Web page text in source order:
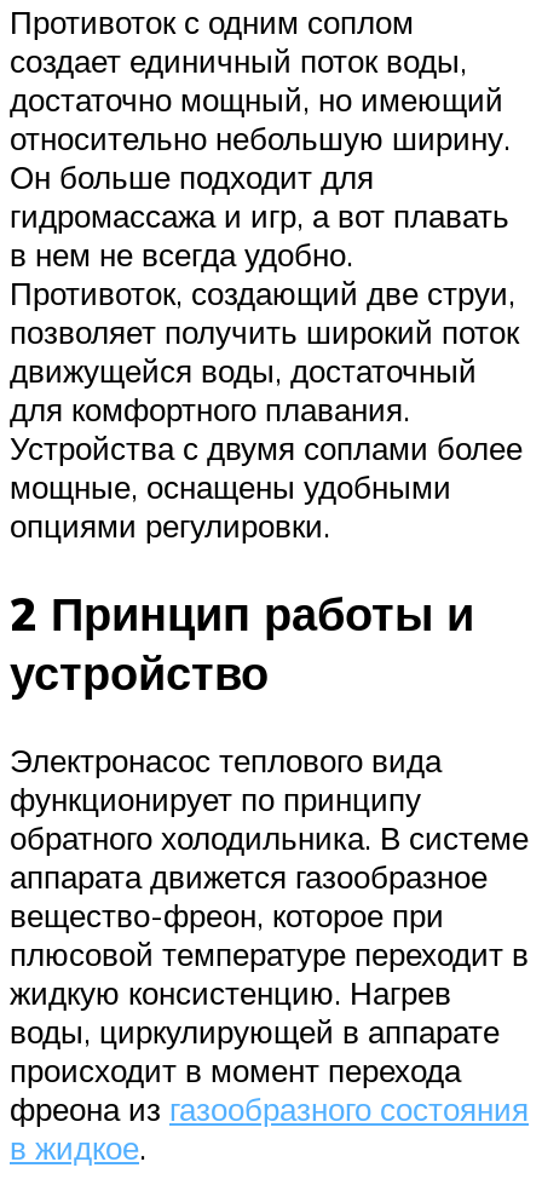
Противоток с одним соплом
создает единичный поток воды,
достаточно мощный, но имеющий
относительно небольшую ширину.
Он больше подходит для
гидромассажа и игр, а вот плавать
в нем не всегда удобно.
Противоток, создающий две струи,
позволяет получить широкий поток
движущейся воды, достаточный
для комфортного плавания.
Устройства с двумя соплами более
мощные, оснащены удобными
опциями регулировки.
2 Принцип работы и
устройство
Электронасос теплового вида
функционирует по принципу
обратного холодильника. В системе
аппарата движется газообразное
вещество-фреон, которое при
плюсовой температуре переходит в
жидкую консистенцию. Нагрев
воды, циркулирующей в аппарате
происходит в момент перехода
фреона из газообразного состояния
в жидкое.